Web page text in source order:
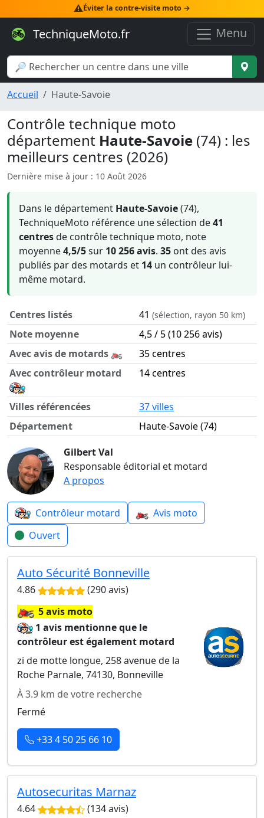
⚠️Éviter la contre-visite moto →
TechniqueMoto.fr Menu
Accueil Haute-Savoie
Contrôle technique moto
département Haute-Savoie (74) : les
meilleurs centres (2026)
Dernière mise à jour : 10 Août 2026
Dans le département Haute-Savoie(74),
TechniqueMoto référence une sélection de41
centresde contrôle technique moto, note
moyenne4,5/5sur 10 256 avis. 35 ont des avis
publiés par des motards et 14 un contrôleur lui-
même motard.
Centres listés 41 (sélection, rayon 50 km)
Note moyenne
4,5 / 5 (10 256 avis)
Avec avis de motards 🏍️
35 centres
Avec contrôleur motard
14 centres
Villes référencées
37 villes
Département
Haute-Savoie (74)
Gilbert Val
Responsable éditorial et motard
A propos
Contrôleur motard 🏍️ Avis moto
Ouvert
Auto Sécurité Bonneville
4.86 (290 avis)
🏍️5 avis moto
1 avis mentionne que le
contrôleur est également motard
zi de motte longue, 258 avenue de la
Roche Parnale, 74130, Bonneville
À 3.9 km de votre recherche
Fermé
+33 4 50 25 66 10
Autosecuritas Marnaz
4.64 (134 avis)